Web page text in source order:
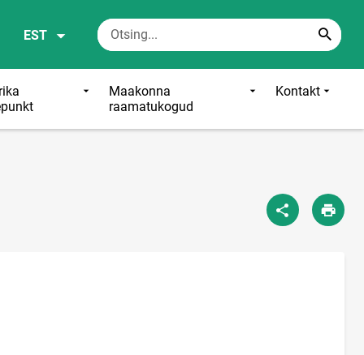
EST
Maakonna
raamatukogud
Kontakt